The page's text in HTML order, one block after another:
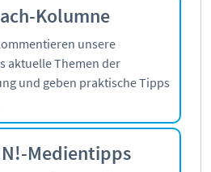
Kolumne
unsere
aktuelle Themen der
und geben praktische Tipps
Medientipps